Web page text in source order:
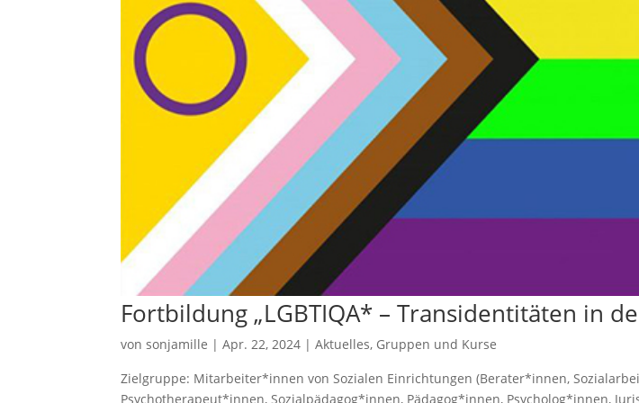
Fortbildung „LGBTIQA* – Transidentitäten in
vonsonjamille |Apr. 22, 2024 |Aktuelles, Gruppen und Kurse
Zielgruppe: Mitarbeiter*innen von Sozialen Einrichtungen (Berater*innen,
Psychotherapeut*innen, Sozialpädagog*innen, Pädagog*innen, Psycholog*innen,